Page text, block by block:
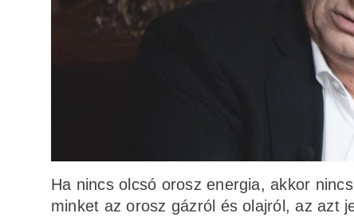
Ha nincs olcsó orosz energia, akkor
minket az orosz gázról és olajról, az azt